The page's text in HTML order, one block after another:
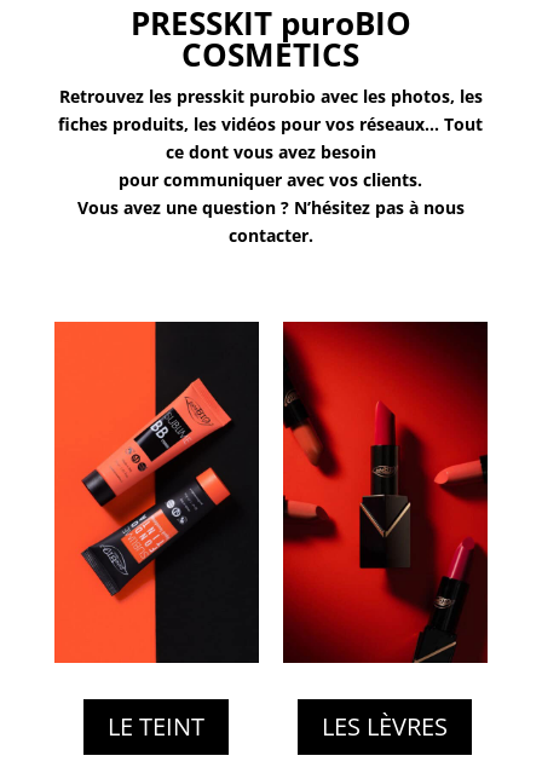
PRESSKIT puroBIO
COSMETICS
Retrouvez les presskit purobio avec les photos, les
fiches produits, les vidéos pour vos réseaux… Tout
ce dont vous avez besoin
pour communiquer avec vos clients.
Vous avez une question ? N’hésitez pas à nous
contacter.
LE TEINT LES LÈVRES